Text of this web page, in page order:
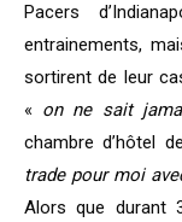
Pacers
entrainements,
sortirent de leur
« on ne sait
chambre d’hôtel
trade pour moi
Alors que durant